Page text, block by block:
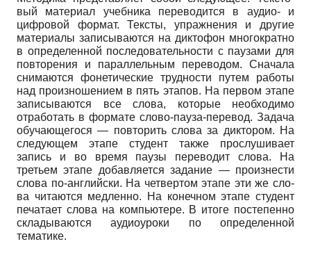
вый материал учебника переводится в аудио- и
цифро­вой формат. Тексты, упражнения и другие
материалы записываются на диктофон многократно
в определен­ной последовательности с паузами для
повторения и параллельным переводом. Сначала
снимаются фоне­тические трудности путем работы
над произношением в пять этапов. На первом этапе
записываются все сло­ва, которые необходимо
отработать в формате слово-пауза-перевод. Задача
обучающегося — повторить сло­ва за диктором. На
следующем этапе студент также прослушивает
запись и во время паузы переводит сло­ва. На
третьем этапе добавляется задание — произнес­ти
слова по-английски. На четвертом этапе эти же сло­
ва читаются медленно. На конечном этапе студент
пе­чатает слова на компьютере. В итоге постепенно
скла­дываются аудиоуроки по определенной
тематике.